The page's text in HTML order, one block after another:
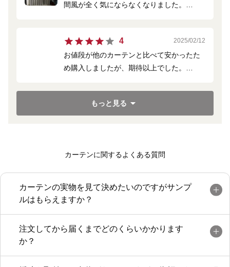
間風が全く気にならなくなりました。
4 2025/02/12
お値段が他のカーテンと比べて安かったた
め購入しましたが、期待以上でした。
す！
もっと見る
カーテンに関するよくある質問
カーテンの実物を見て決めたいのですがサンプ
ルはもらえますか？
注文してから届くまでどのくらいかかります
か？